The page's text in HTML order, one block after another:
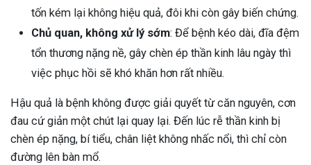
tốn kém lại không hiệu quả, đôi khi còn gây biến chứng.
Chủ quan, không xử lý sớm: Để bệnh kéo dài, đĩa đệm
tổn thương nặng nề, gây chèn ép thần kinh lâu ngày thì
việc phục hồi sẽ khó khăn hơn rất nhiều.
Hậu quả là bệnh không được giải quyết từ căn nguyên, cơn
đau cứ giản một chút lại quay lại. Đến lúc rễ thần kinh bị
chèn ép nặng, bí tiểu, chân liệt không nhấc nổi, thì chỉ còn
đường lên bàn mổ.